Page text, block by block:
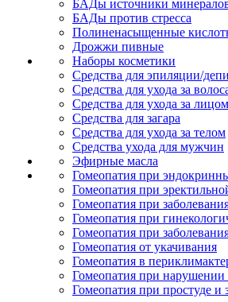
БАДы источники
БАДы против стресса
Полиненасыщенные
Дрожжи пивные
Наборы косметики
Средства для эпиляции/
Средства для ухода за
Средства для ухода за лицом
Средства для загара
Средства для ухода за телом
Средства ухода для мужчин
Эфирные масла
Гомеопатия при
Гомеопатия при
Гомеопатия при
Гомеопатия при
Гомеопатия при
Гомеопатия от укачивания
Гомеопатия в
Гомеопатия при нарушении
Гомеопатия при простуде и